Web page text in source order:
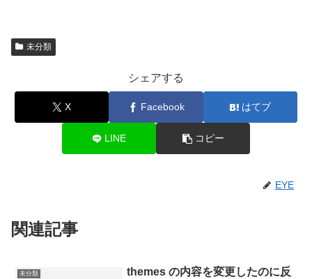
未分類
シェアする
X Facebook はてブ
LINE コピー
EYE
関連記事
未分類
themes の内容を変更したのに反